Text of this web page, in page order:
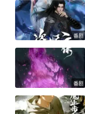
番剧
番剧